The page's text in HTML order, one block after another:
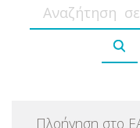
Πλοήγηση στο